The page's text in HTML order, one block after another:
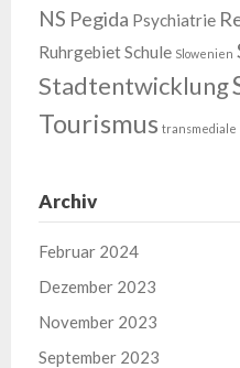
NS Pegida Psychiatrie
RuhrgebietSchule Slowenien
Stadtentwicklung
Tourismus transmediale
Archiv
Februar 2024
Dezember 2023
November 2023
September 2023